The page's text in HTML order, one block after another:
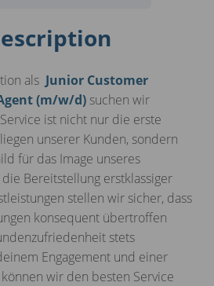
als Junior Customer
(m/w/d) suchen wir
ist nicht nur die erste
unserer Kunden, sondern
für das Image unseres
Bereitstellung erstklassiger
stellen wir sicher, dass
konsequent übertroffen
stets
Engagement und einer
wir den besten Service